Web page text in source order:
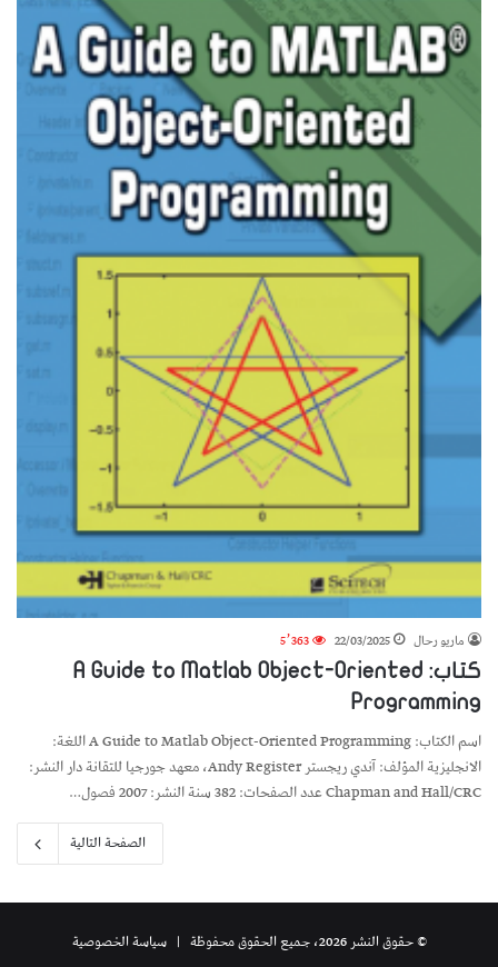
ماريو رحال 22/03/2025
5٬363
كتاب: A Guide to Matlab Object-Oriented
Programming
اسم الكتاب: A Guide to Matlab Object-Oriented Programming اللغة:
الانجليزية المؤلف: آندي ريجستر Andy Register، معهد جورجيا للتقانة دار النشر:
Chapman and Hall/CRC عدد الصفحات: 382 سنة النشر: 2007 فصول…
الصفحة التالية
© حقوق النشر 2026، جميع الحقوق محفوظة | سياسة الخصوصية